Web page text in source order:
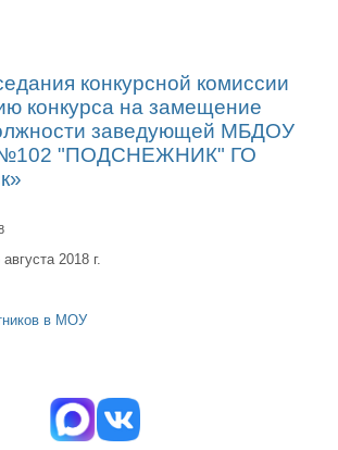
конкурсной комиссии
конкурса на замещение
заведующей МБДОУ
№102 "ПОДСНЕЖНИК" ГО
2018 г.
в МОУ